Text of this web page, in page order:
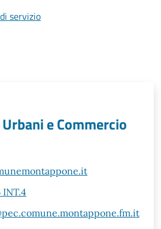
servizio
e Commercio
INT.4